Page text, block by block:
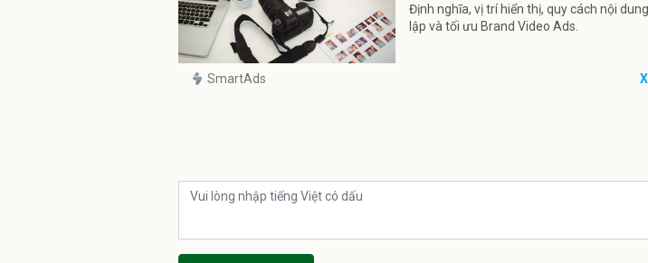
Định nghĩa, vị trí hiển thị, quy cách nội
lập và tối ưu Brand Video Ads.
SmartAds